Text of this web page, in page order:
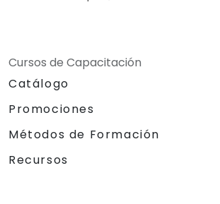
Cursos de Capacitación
Catálogo
Promociones
Métodos de Formación
Recursos